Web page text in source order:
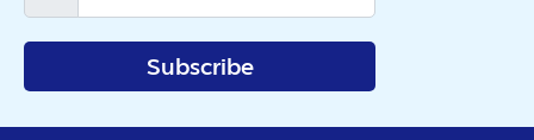
Subscribe